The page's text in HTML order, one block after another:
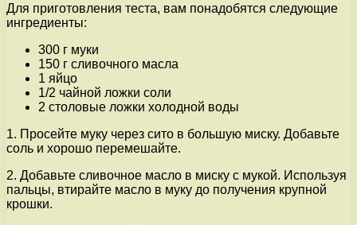
Для приготовления теста, вам понадобятся следующие
ингредиенты:
300 г муки
150 г сливочного масла
1 яйцо
1/2 чайной ложки соли
2 столовые ложки холодной воды
1. Просейте муку через сито в большую миску. Добавьте
соль и хорошо перемешайте.
2. Добавьте сливочное масло в миску с мукой. Используя
пальцы, втирайте масло в муку до получения крупной
крошки.